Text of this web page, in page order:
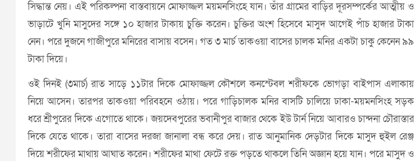
সিদ্ধান্ত নেয়। এই পরিকল্পনা বাস্তবায়নে মোফাজ্জল ময়মনসিংহে যান। তাঁর গ্রামের বাড়ির দূরসম্পর্কের আত্মীয় ও
ভাড়াটে খুনি মাসুদের সঙ্গে ১০ হাজার টাকায় চুক্তি করেন। চুক্তির অংশ হিসেবে মাসুদ আগেই পাঁচ হাজার টাকা
নেন। পরে দুজনে গাজীপুরে মনিরের বাসায় বসেন। গত ৩ মার্চ তাকওয়া বাসের চালক মনির একটা চাকু কেনেন ৯৯
টাকা দিয়ে।
ওই দিনই (৩মার্চ) রাত সাড়ে ১১টার দিকে মোফাজ্জল কৌশলে কনস্টেবল শরীফকে ভোগড়া বাইপাস এলাকায়
নিয়ে আসেন। তারপর তাকওয়া পরিবহনে ওঠায়। পরে গাড়িচালক মনির বাসটি চালিয়ে ঢাকা-ময়মনসিংহ সড়ক
ধরে শ্রীপুরের দিকে এগোতে থাকে। জয়দেবপুরের ভবানীপুর বাজার থেকে ইউ টার্ন নিয়ে আবারও চান্দনা চৌরাস্তার
দিকে যেতে থাকে। তারা বাসের দরজা জানালা বন্ধ করে দেয়। রাত আনুমানিক দেড়টার দিকে মাসুদ হুইল রেঞ্জ
দিয়ে শরীফের মাথায় আঘাত করেন। শরীফের মাথা ফেটে রক্ত পড়তে থাকলে তিনি অজ্ঞান হয়ে যান। পরে মাসুদ ও